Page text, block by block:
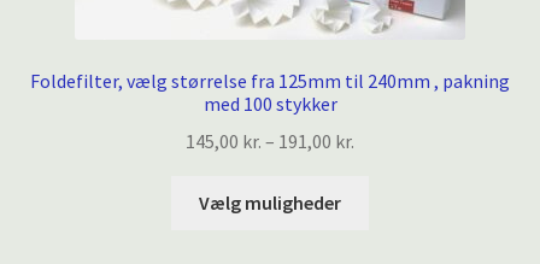
Foldefilter, vælg størrelse fra 125mm til 240mm , pakning
med 100 stykker
145,00 kr. – 191,00 kr.
Vælg muligheder